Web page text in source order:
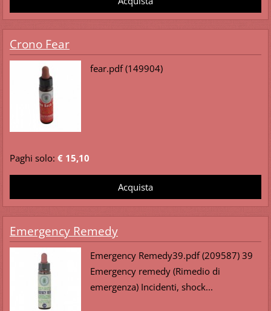
Crono Fear
fear.pdf (149904)
Paghi solo: € 15,10
Emergency Remedy
Emergency Remedy39.pdf (209587) 39
Emergency remedy (Rimedio di
emergenza) Incidenti, shock...